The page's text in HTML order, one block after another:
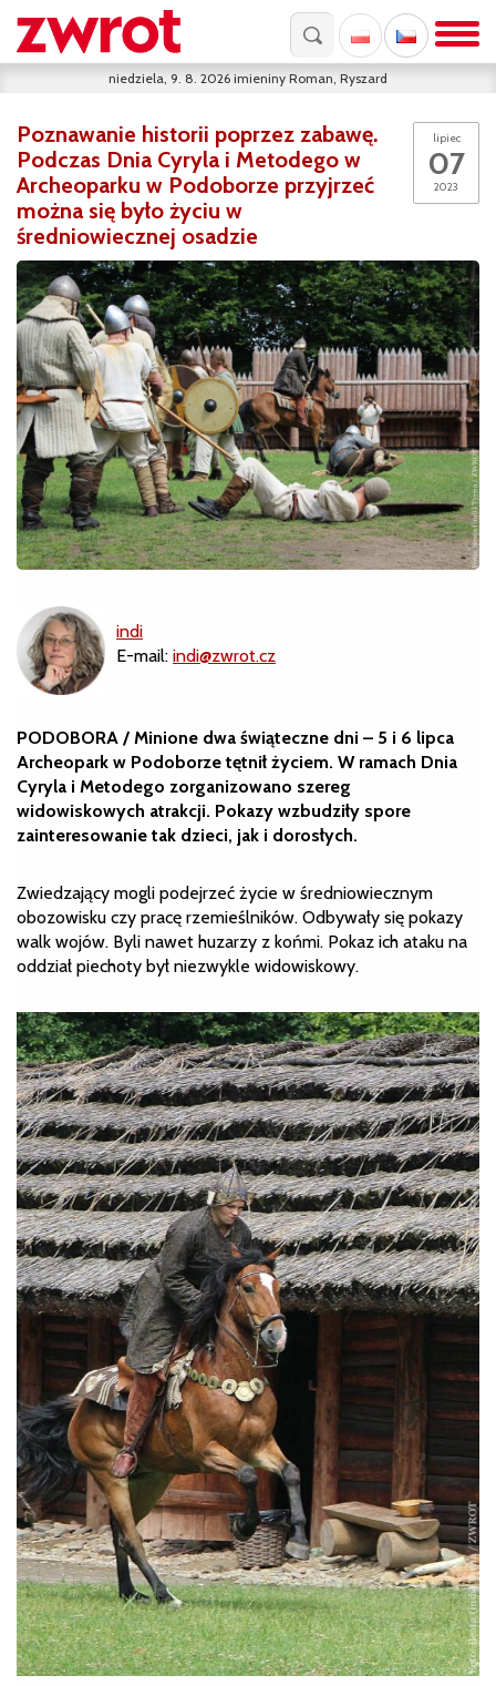
niedziela, 9. 8. 2026 imieniny Roman, Ryszard
lipiec
07
2023
Poznawanie historii poprzez zabawę.
Podczas Dnia Cyryla i Metodego w
Archeoparku w Podoborze przyjrzeć
można się było życiu w
średniowiecznej osadzie
indi
E-mail: indi@zwrot.cz
PODOBORA / Minione dwa świąteczne dni – 5 i 6 lipca
Archeopark w Podoborze tętnił życiem. W ramach Dnia
Cyryla i Metodego zorganizowano szereg
widowiskowych atrakcji. Pokazy wzbudziły spore
zainteresowanie tak dzieci, jak i dorosłych.
Zwiedzający mogli podejrzeć życie w średniowiecznym
obozowisku czy pracę rzemieślników. Odbywały się pokazy
walk wojów. Byli nawet huzarzy z końmi. Pokaz ich ataku na
oddział piechoty był niezwykle widowiskowy.